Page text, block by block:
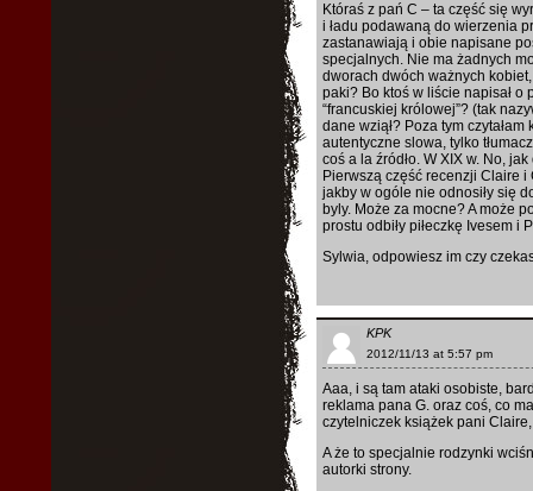
Któraś z pań C – ta część się
i ładu podawaną do wierzenia
zastanawiają i obie napisane
specjalnych. Nie ma żadnych
dworach dwóch ważnych
paki? Bo ktoś w liście napisał o
“francuskiej królowej”? (tak
dane wziął? Poza tym
autentyczne slowa, tylko
coś a la źródło. W XIX w. No,
Pierwszą część recenzji Claire
jakby w ogóle nie odnosiły się
byly. Może za mocne? A może
prostu odbiły piłeczkę Ivesem i
Sylwia, odpowiesz im czy
KPK
2012/11/13 at 5:57 pm
Aaa, i są tam ataki osobiste,
reklama pana G. oraz coś, co
czytelniczek książek pani Claire,
A że to specjalnie rodzynki
autorki strony.